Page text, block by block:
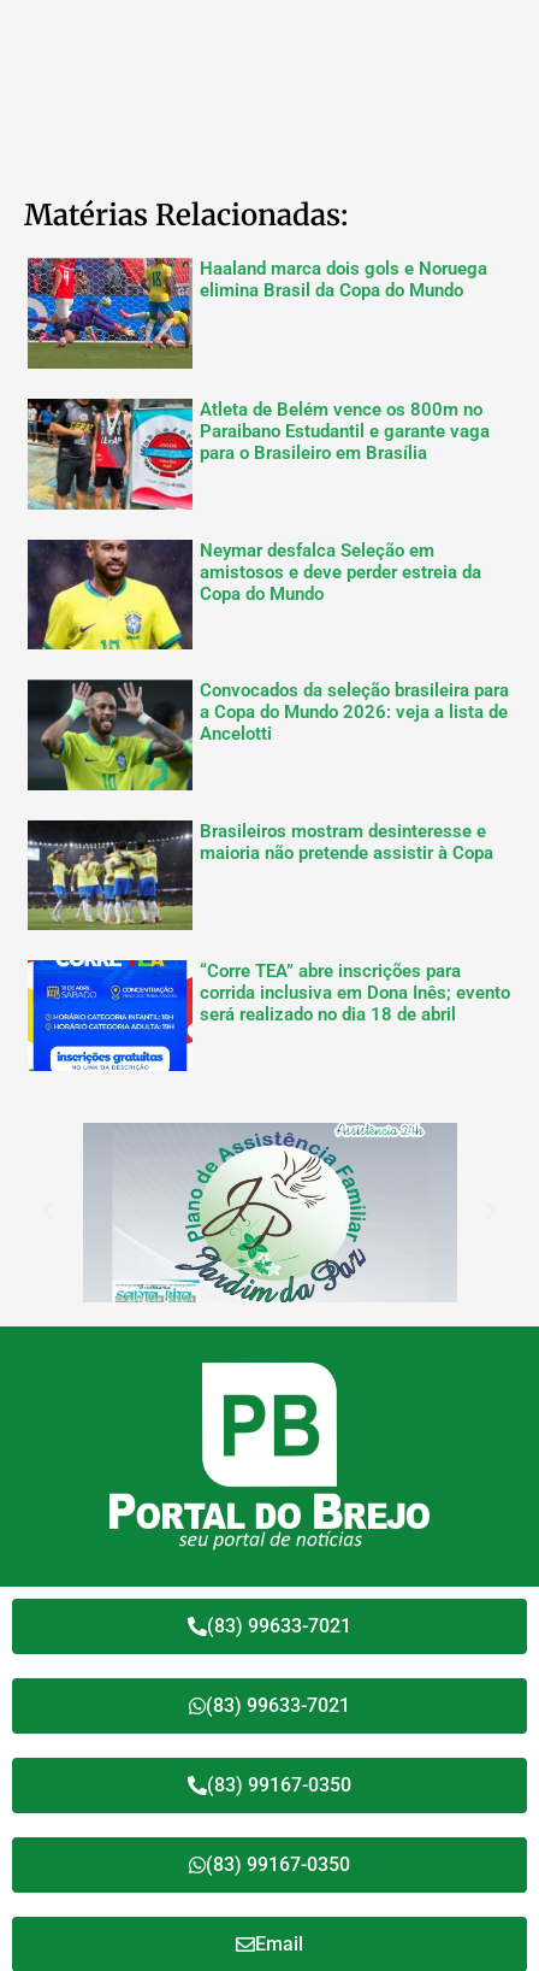
Matérias Relacionadas:
Haaland marca dois gols e Noruega
elimina Brasil da Copa do Mundo
Atleta de Belém vence os 800m no
Paraibano Estudantil e garante vaga
para o Brasileiro em Brasília
Neymar desfalca Seleção em
amistosos e deve perder estreia da
Copa do Mundo
Convocados da seleção brasileira para
a Copa do Mundo 2026: veja a lista de
Ancelotti
Brasileiros mostram desinteresse e
maioria não pretende assistir à Copa
“Corre TEA” abre inscrições para
corrida inclusiva em Dona Inês; evento
será realizado no dia 18 de abril
(83) 99633-7021
(83) 99633-7021
(83) 99167-0350
(83) 99167-0350
Email